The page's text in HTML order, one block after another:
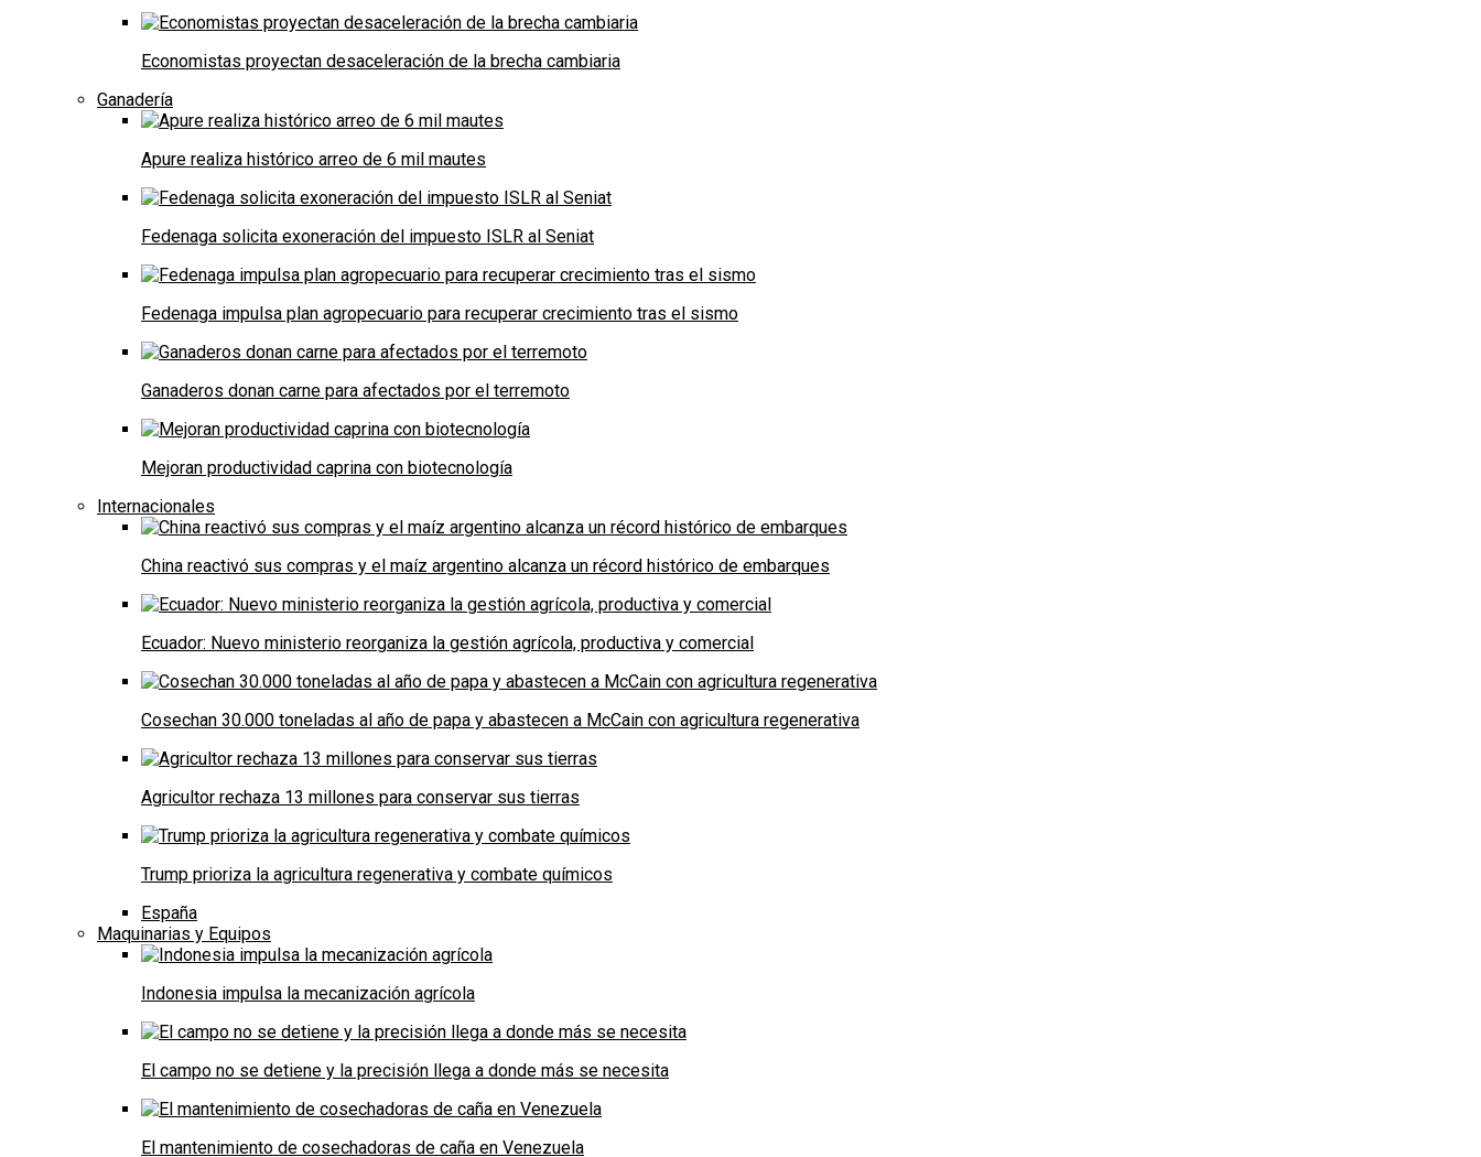
Economistas proyectan desaceleración de la brecha cambiaria
Ganadería
Apure realiza histórico arreo de 6 mil mautes
Fedenaga solicita exoneración del impuesto ISLR al Seniat
Fedenaga impulsa plan agropecuario para recuperar crecimiento tras el sismo
Ganaderos donan carne para afectados por el terremoto
Mejoran productividad caprina con biotecnología
Internacionales
China reactivó sus compras y el maíz argentino alcanza un récord histórico de embarques
Ecuador: Nuevo ministerio reorganiza la gestión agrícola, productiva y comercial
Cosechan 30.000 toneladas al año de papa y abastecen a McCain con agricultura regenerativa
Agricultor rechaza 13 millones para conservar sus tierras
Trump prioriza la agricultura regenerativa y combate químicos
España
Maquinarias y Equipos
Indonesia impulsa la mecanización agrícola
El campo no se detiene y la precisión llega a donde más se necesita
El mantenimiento de cosechadoras de caña en Venezuela